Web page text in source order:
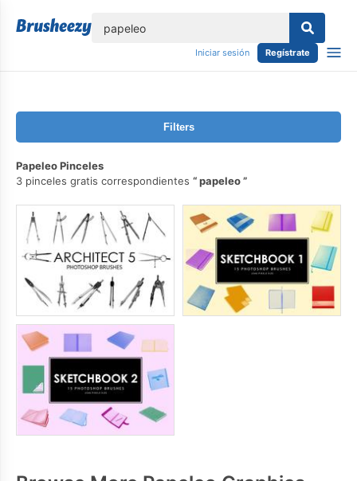
Iniciar sesión Regístrate
Filters
Papeleo Pinceles
3 pinceles gratis correspondientes
papeleo